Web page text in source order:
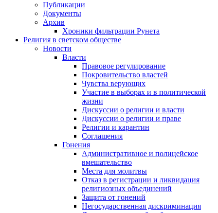
Публикации
Документы
Архив
Хроники фильтрации Рунета
Религия в светском обществе
Новости
Власти
Правовое регулирование
Покровительство властей
Чувства верующих
Участие в выборах и в политической
жизни
Дискуссии о религии и власти
Дискуссии о религии и праве
Религии и карантин
Соглашения
Гонения
Административное и полицейское
вмешательство
Места для молитвы
Отказ в регистрации и ликвидация
религиозных объединений
Защита от гонений
Негосударственная дискриминация